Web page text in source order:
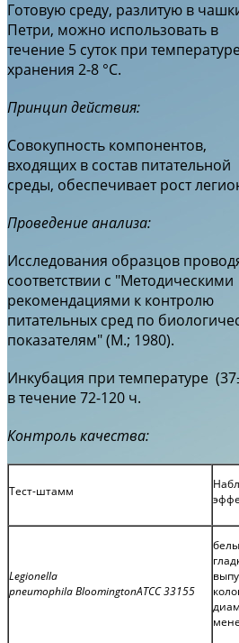
Готовую среду, разлитую в
Петри, можно использовать в
течение 5 суток при
хранения 2-8 °С.
Принцип действия:
Совокупность компонентов,
входящих в состав питательной
среды, обеспечивает рост
Проведение анализа:
Исследования образцов
соответствии с "Методическими
рекомендациями к контролю
питательных сред по
показателям" (М.; 1980).
Инкубация при температуре
в течение 72-120 ч.
Контроль качества:
Тест-штамм
Legionella
pneumophila BloomingtonАТСС 33155